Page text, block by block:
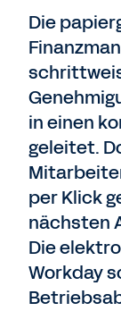
Die
in einen
geleitet.
per Klick
nächsten
Die
Workday